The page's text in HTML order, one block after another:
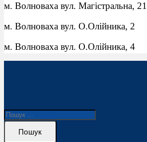
м. Волноваха вул. Магістральна, 21
м. Волноваха вул. О.Олійника, 2
м. Волноваха вул. О.Олійника, 4
Пошук